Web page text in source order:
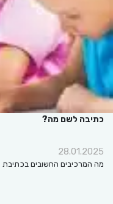
כתיבה לשם מה?
28.01.2025
מה המרכיבים החשובים בכתיבת